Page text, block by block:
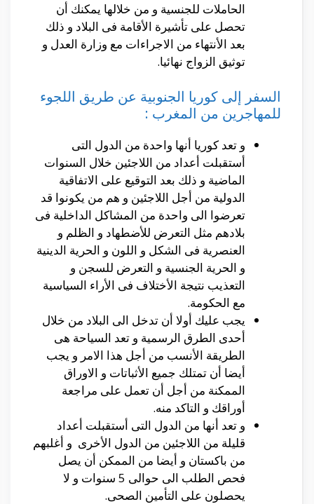
الحاملات للجنسية و من خلالها يمكنك أن
تحصل على تأشيرة الأقامة فى البلاد و ذلك
بعد الأنتهاء من الاجراءات مع وزارة العدل و
توثيق الزواج نهائيا.
السفر إلى كوريا الجنوبية عن طريق اللجوء
للمهاجرين من المغرب :
و تعد كوريا أنها واحدة من الدول التى
أستقبلت أعداد من اللاجئين خلال السنوات
الماضية و ذلك بعد التوقيع على الاتفاقية
الدولية من أجل اللاجئين و هم من يكونوا قد
تعرضوا الى واحدة من المشاكل الداخلية فى
بلادهم مثل التعرض للأضطهاد و الظلم و
العنصرية فى الشكل و اللون و الحرية الدينية
و الحرية الجنسية و التعرض للسجن و
التعذيب نتيجة الأختلاف فى الأراء السياسية
مع الحكومة.
يجب عليك أولا أن تدخل الى البلاد من خلال
أحدى الطرق الرسمية و تعد السياحة هى
الطريقة الأنسب من أجل هذا الامر و يجب
أيضا أن تمتلك جميع الأثباتات و الاوراق
الممكنة من أجل أن تعمل على مراجعة
أوراقك و التاكد منه.
و تعد أنها من الدول التى أستقبلت أعداد
قليلة من اللاجئين من الدول الأخرى و أغلبهم
من باكستان و أيضا من الممكن أن يصل
فحص الطلب الى حوالى 5 سنوات و لا
يحصلون على التأمين الصحى.